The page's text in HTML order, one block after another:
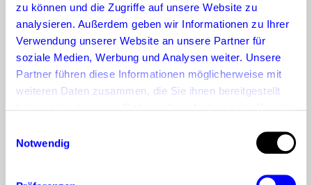
zu können und die Zugriffe auf unsere Website zu
analysieren. Außerdem geben wir Informationen zu Ihrer
Verwendung unserer Website an unsere Partner für
soziale Medien, Werbung und Analysen weiter. Unsere
Partner führen diese Informationen möglicherweise mit
weiteren Daten zusammen, die Sie ihnen bereitgestellt
Notwendig
5. September 2025
Lifestyle Influencer:
Was machen sie und
wer sind unsere Top 10
Lifestyle Blogger?